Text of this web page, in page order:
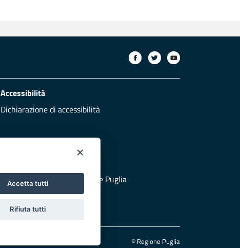
Accessibilità
Dichiarazione di accessibilità
Vai al sito di Protezione Civile Puglia
© Regione Puglia
×
Accetta tutti
Rifiuta tutti